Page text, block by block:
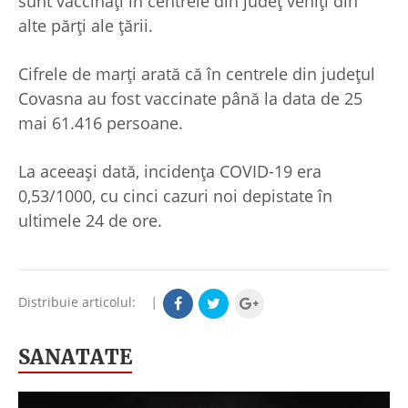
alte părți ale țării.
Cifrele de marți arată că în centrele din județul
Covasna au fost vaccinate până la data de 25
mai 61.416 persoane.
La aceeași dată, incidența COVID-19 era
0,53/1000, cu cinci cazuri noi depistate în
ultimele 24 de ore.
Distribuie articolul: |
SANATATE